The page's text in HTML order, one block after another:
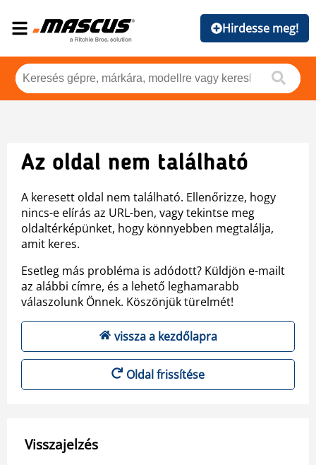
Hirdesse meg!
Az oldal nem található
A keresett oldal nem található. Ellenőrizze, hogy
nincs-e elírás az URL-ben, vagy tekintse meg
oldaltérképünket, hogy könnyebben megtalálja,
amit keres.
Esetleg más probléma is adódott? Küldjön e-mailt
az alábbi címre, és a lehető leghamarabb
válaszolunk Önnek. Köszönjük türelmét!
vissza a kezdőlapra
Oldal frissítése
Visszajelzés